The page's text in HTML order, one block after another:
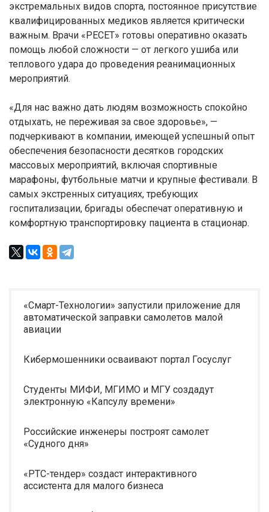
экстремальных видов спорта, постоянное присутствие
квалифицированных медиков является критически
важным. Врачи «РЕСЕТ» готовы оперативно оказать
помощь любой сложности — от легкого ушиба или
теплового удара до проведения реанимационных
мероприятий.
«Для нас важно дать людям возможность спокойно
отдыхать, не переживая за свое здоровье», —
подчеркивают в компании, имеющей успешный опыт
обеспечения безопасности десятков городских
массовых мероприятий, включая спортивные
марафоны, футбольные матчи и крупные фестивали. В
самых экстренных ситуациях, требующих
госпитализации, бригады обеспечат оперативную и
комфортную транспортировку пациента в стационар.
«Смарт-Технологии» запустили приложение для
автоматической заправки самолетов малой
авиации
Кибермошенники осваивают портал Госуслуг
Студенты МИФИ, МГИМО и МГУ создадут
электронную «Капсулу времени»
Российские инженеры построят самолет
«Судного дня»
«РТС-тендер» создаст интерактивного
ассистента для малого бизнеса